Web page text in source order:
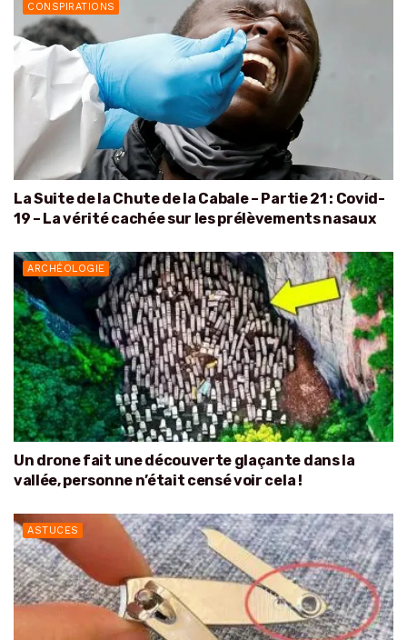
CONSPIRATIONS
La Suite de la Chute de la Cabale – Partie 21 : Covid-
19 – La vérité cachée sur les prélèvements nasaux
ARCHÉOLOGIE
Un drone fait une découverte glaçante dans la
vallée, personne n’était censé voir cela !
ASTUCES